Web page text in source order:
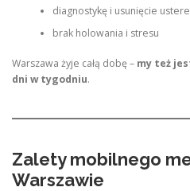
diagnostykę i usunięcie
brak holowania i stresu
Warszawa żyje całą dobę – my też
dni w tygodniu.
Zalety mobilnego
Warszawie